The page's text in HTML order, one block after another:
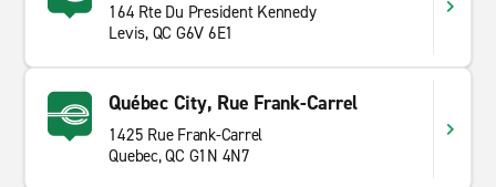
164 Rte Du President Kennedy
Levis, QC G6V 6E1
Québec City, Rue Frank-Carrel
1425 Rue Frank-Carrel
Quebec, QC G1N 4N7